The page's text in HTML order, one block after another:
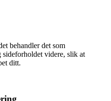
behandler det som
sideforholdet videre, slik at
ditt.